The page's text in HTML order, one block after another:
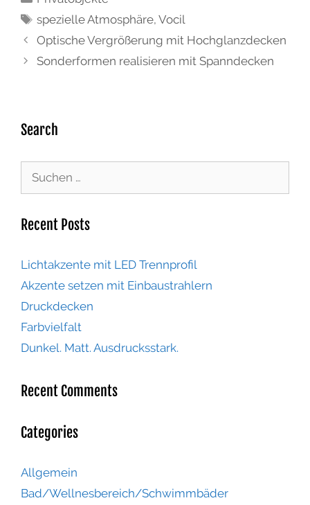
spezielle Atmosphäre,Vocil
Optische Vergrößerung mit Hochglanzdecken
Sonderformen realisieren mit Spanndecken
Search
Recent Posts
Lichtakzente mit LED Trennprofil
Akzente setzen mit Einbaustrahlern
Druckdecken
Farbvielfalt
Dunkel. Matt. Ausdrucksstark.
Recent Comments
Categories
Allgemein
Bad/Wellnesbereich/Schwimmbäder